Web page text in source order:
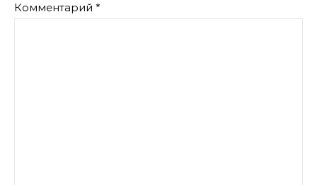
Комментарий *